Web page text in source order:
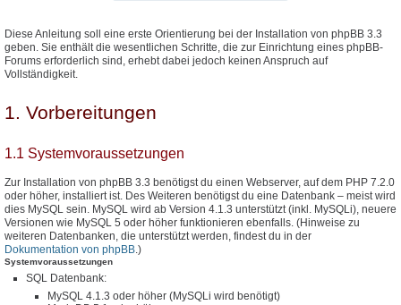
Diese Anleitung soll eine erste Orientierung bei der Installation von phpBB 3.3
geben. Sie enthält die wesentlichen Schritte, die zur Einrichtung eines phpBB-
Forums erforderlich sind, erhebt dabei jedoch keinen Anspruch auf
Vollständigkeit.
1. Vorbereitungen
1.1 Systemvoraussetzungen
Zur Installation von phpBB 3.3 benötigst du einen Webserver, auf dem PHP 7.2.0
oder höher, installiert ist. Des Weiteren benötigst du eine Datenbank – meist wird
dies MySQL sein. MySQL wird ab Version 4.1.3 unterstützt (inkl. MySQLi), neuere
Versionen wie MySQL 5 oder höher funktionieren ebenfalls. (Hinweise zu
weiteren Datenbanken, die unterstützt werden, findest du in der
Dokumentation von phpBB.)
Systemvoraussetzungen
SQL Datenbank:
MySQL 4.1.3 oder höher (MySQLi wird benötigt)